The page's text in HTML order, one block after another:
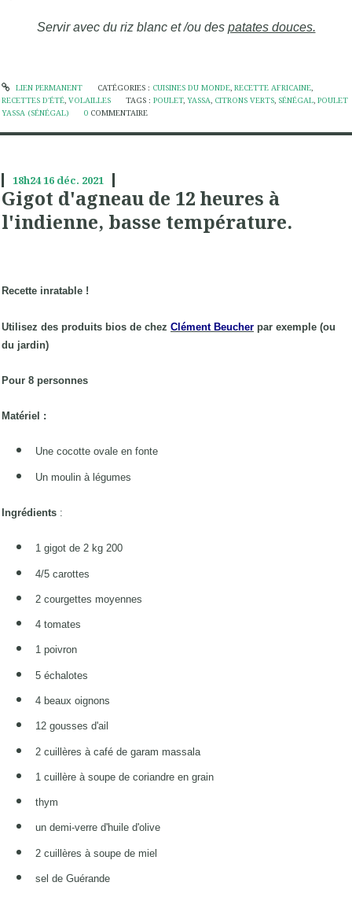
Servir avec du riz blanc et /ou des patates douces.
LIEN PERMANENT CATÉGORIES : CUISINES DU MONDE, RECETTE AFRICAINE,
RECETTES D'ÉTÉ, VOLAILLES TAGS :POULET,YASSA, CITRONS VERTS, SÉNÉGAL,POULET
YASSA (SÉNÉGAL)
0 COMMENTAIRE
18h2416 déc. 2021
Gigot d'agneau de 12 heures à
l'indienne, basse température.
Recette inratable !
Utilisez des produits bios de chez Clément Beucher par exemple (ou
du jardin)
Pour 8 personnes
Matériel :
Une cocotte ovale en fonte
Un moulin à légumes
Ingrédients :
1 gigot de 2 kg 200
4/5 carottes
2 courgettes moyennes
4 tomates
1 poivron
5 échalotes
4 beaux oignons
12 gousses d'ail
2 cuillères à café de garam massala
1 cuillère à soupe de coriandre en grain
thym
un demi-verre d'huile d'olive
2 cuillères à soupe de miel
sel de Guérande